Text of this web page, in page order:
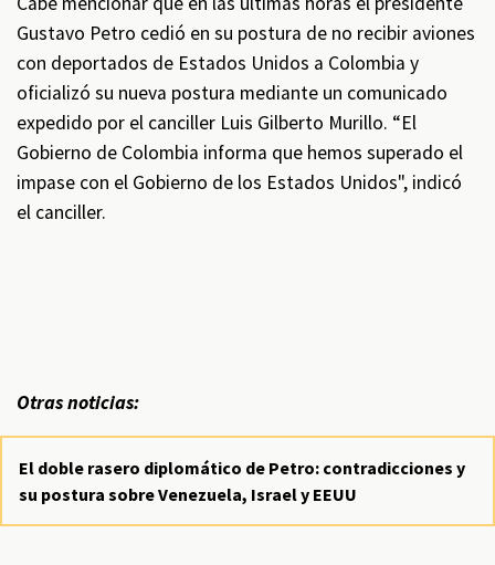
Gustavo Petro cedió en su postura de no recibir aviones
con deportados de Estados Unidos a Colombia y
oficializó su nueva postura mediante un comunicado
expedido por el canciller Luis Gilberto Murillo. “El
Gobierno de Colombia informa que hemos superado el
impase con el Gobierno de los Estados Unidos", indicó
el canciller.
Otras noticias:
El doble rasero diplomático de Petro: contradicciones y
su postura sobre Venezuela, Israel y EEUU